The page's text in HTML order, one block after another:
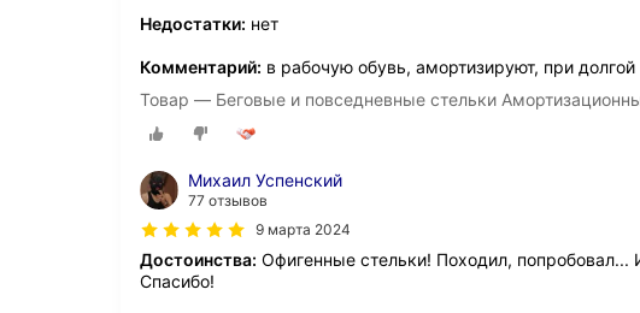
Недостатки: нет
Комментарий: в рабочую обувь, амортизируют, при
Товар — Беговые и повседневные стельки
Михаил Успенский
77 отзывов
9 марта 2024
Достоинства: Офигенные стельки! Походил, попробовал...
Спасибо!